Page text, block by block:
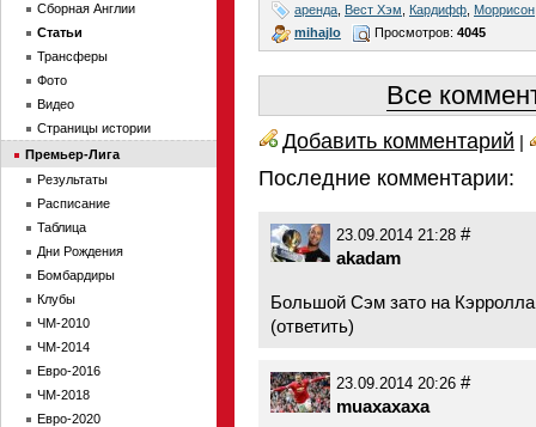
аренда Вест Хэм Кардифф Моррисон
mihajlo
Просмотров: 4045
Все
Добавить комментарий |
Последние комментарии:
23.09.2014 21:28 #
akadam
Большой Сэм зато на Кэрролла
(ответить)
23.09.2014 20:26 #
muaxaxaxa
Сборная Англии
Статьи
Трансферы
Фото
Видео
Страницы истории
Премьер-Лига
Результаты
Расписание
Таблица
Дни Рождения
Бомбардиры
Клубы
ЧМ-2010
ЧМ-2014
Евро-2016
ЧМ-2018
Евро-2020